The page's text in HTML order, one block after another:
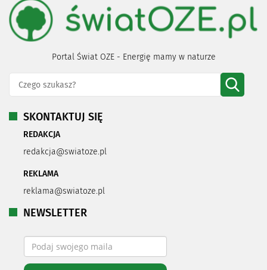
Portal Świat OZE - Energię mamy w naturze
SKONTAKTUJ SIĘ
REDAKCJA
redakcja@swiatoze.pl
REKLAMA
reklama@swiatoze.pl
NEWSLETTER